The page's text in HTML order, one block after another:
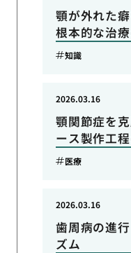
顎が外れた
根本的な治
知識
顎関節症を
ース製作工
2026.03.16
医療
歯周病の進
ズム
2026.03.16